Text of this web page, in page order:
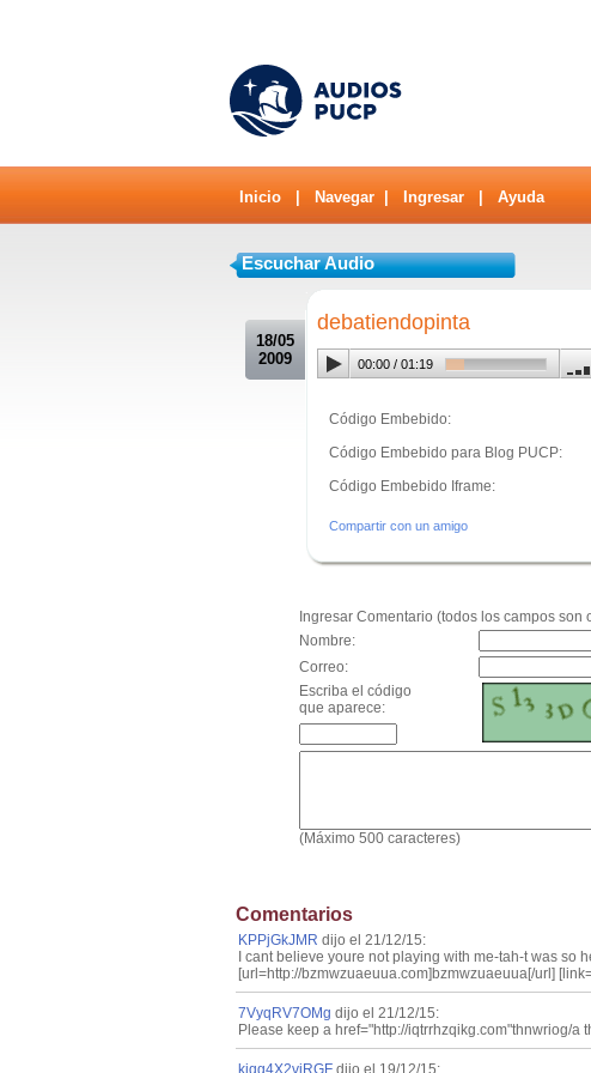
Inicio Navegar Ingresar Ayuda
Escuchar Audio
18/05
2009
debatiendopinta
00:00 / 01:19
Código Embebido:
Código Embebido para Blog PUCP:
Código Embebido Iframe:
Compartir con un amigo
Ingresar Comentario (todos los campos son
Nombre:
Correo:
Escriba el código
que aparece:
(Máximo 500 caracteres)
Comentarios
KPPjGkJMR dijo el 21/12/15:
I cant believe youre not playing with me-tah-t was so
[url=http://bzmwzuaeuua.com]bzmwzuaeuua[/url]
7VyqRV7OMg dijo el 21/12/15:
Please keep a href="http://iqtrrhzqikg.com"thnwriog/a
kiqg4X2vjRGF dijo el 19/12/15: